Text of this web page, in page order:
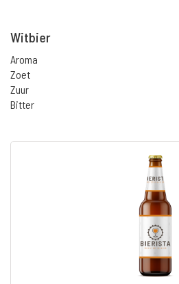
Witbier
Aroma
Zoet
Zuur
Bitter